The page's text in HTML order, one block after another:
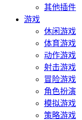
其他插件
游戏
休闲游戏
体育游戏
动作游戏
射击游戏
冒险游戏
角色扮演
模拟游戏
策略游戏